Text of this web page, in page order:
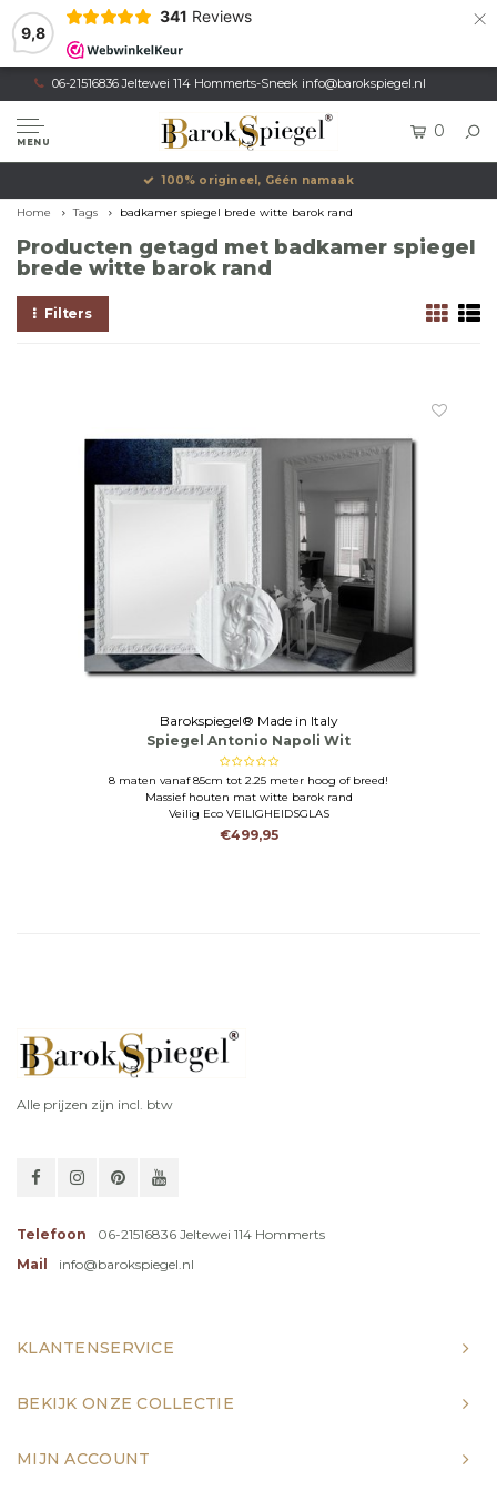
9,8
341 Reviews ×
06-21516836 Jeltewei 114 Hommerts-Sneek info@barokspiegel.nl
MENU
0
100% origineel, Géén namaak
Home Tags badkamer spiegel brede witte barok rand
Producten getagd met badkamer spiegel
brede witte barok rand
Filters
Barokspiegel® Made in Italy
Spiegel Antonio Napoli Wit
8 maten vanaf 85cm tot 2.25 meter hoog of breed!
Massief houten mat witte barok rand
Veilig Eco VEILIGHEIDSGLAS
€499,95
Alle prijzen zijn incl. btw
Telefoon
06-21516836 Jeltewei 114 Hommerts
Mail
info@barokspiegel.nl
KLANTENSERVICE
BEKIJK ONZE COLLECTIE
MIJN ACCOUNT